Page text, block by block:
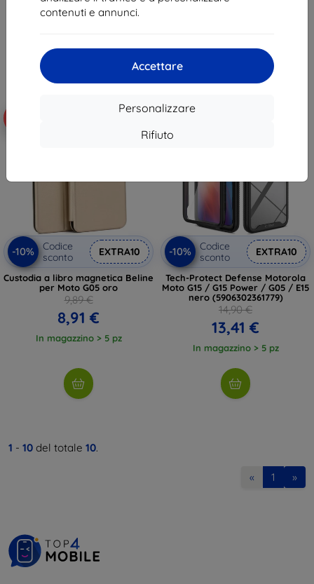
contenuti e annunci.
Accettare
Personalizzare
Rifiuto
-10%
Codice
sconto
EXTRA10
Custodia a libro magnetica Beline
per Moto G05 oro
9,89 €
8,91 €
In magazzino > 5 pz
-10%
Codice
sconto
EXTRA10
Tech-Protect Defense Motorola
Moto G15 / G15 Power / G05 / E15
nero (5906302361779)
14,90 €
13,41 €
In magazzino > 5 pz
1 - 10 del totale 10.
« 1 »